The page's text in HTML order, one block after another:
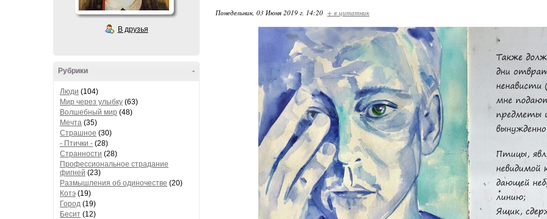
В друзья
-
Рубрики
Люди (104)
Мир через улыбку (63)
Волшебный мир (48)
Мечта (35)
Страшное (30)
- Птички - (28)
Странности (28)
Профессиональное страдание
фигней (23)
Размышления об одиночестве (20)
Котэ (19)
Город (19)
Бесит (12)
Понедельник, 03 Июня 2019 г. 14:20 + в цитатник